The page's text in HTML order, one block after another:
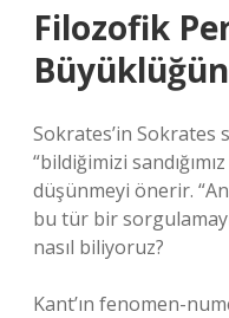
Filozofik
Sokrates’in Sokrates
“bildiğimizi
düşünmeyi önerir.
bu tür bir
nasıl biliyoruz?
Kant’ın fenomen-